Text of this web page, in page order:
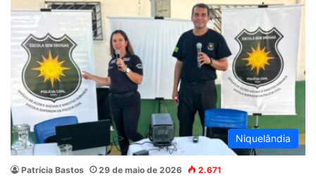
Niquelândia
Patrícia Bastos 29 de maio de 2026 2.671